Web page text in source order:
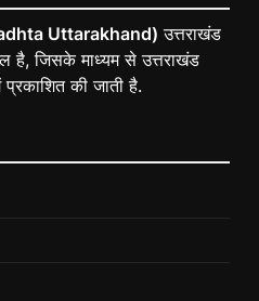
Uttarakhand) उत्तराखंड
है, जिसके माध्यम से उत्तराखंड
की जाती है.